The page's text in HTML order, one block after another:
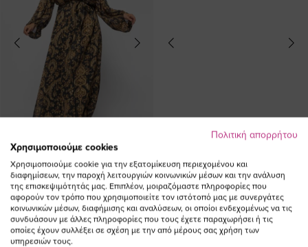
Φόρεμα εμπριμέ lurex με ζώνη σε
μαύρο/χρυσό χρώμα plus size
107,00 €
Φόρεμα εμπριμέ V με δέσιμο σε
χρώμα λαχανί plus size
(-10%)
Ειδική
Τιμή
45,00 €
50,00 €
Πολιτική απορρήτου
Χρησιμοποιούμε cookies
Χρησιμοποιούμε cookie για την εξατομίκευση περιεχομένου και
διαφημίσεων, την παροχή λειτουργιών κοινωνικών μέσων και την ανάλυση
της επισκεψιμότητάς μας. Επιπλέον, μοιραζόμαστε πληροφορίες που
αφορούν τον τρόπο που χρησιμοποιείτε τον ιστότοπό μας με συνεργάτες
κοινωνικών μέσων, διαφήμισης και αναλύσεων, οι οποίοι ενδεχομένως να τις
συνδυάσουν με άλλες πληροφορίες που τους έχετε παραχωρήσει ή τις
οποίες έχουν συλλέξει σε σχέση με την από μέρους σας χρήση των
υπηρεσιών τους.